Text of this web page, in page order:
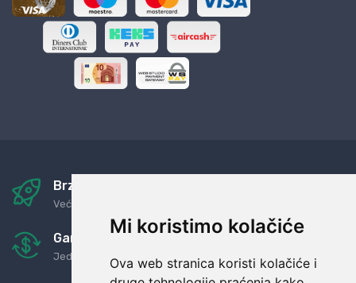
Mi koristimo kolačiće
Ova web stranica koristi kolačiće i
Brza i sigurna dostava
Već za nekoliko dana kod vas
Garancija u povrat novaca
Jednostavno pravilo: Roba za novac